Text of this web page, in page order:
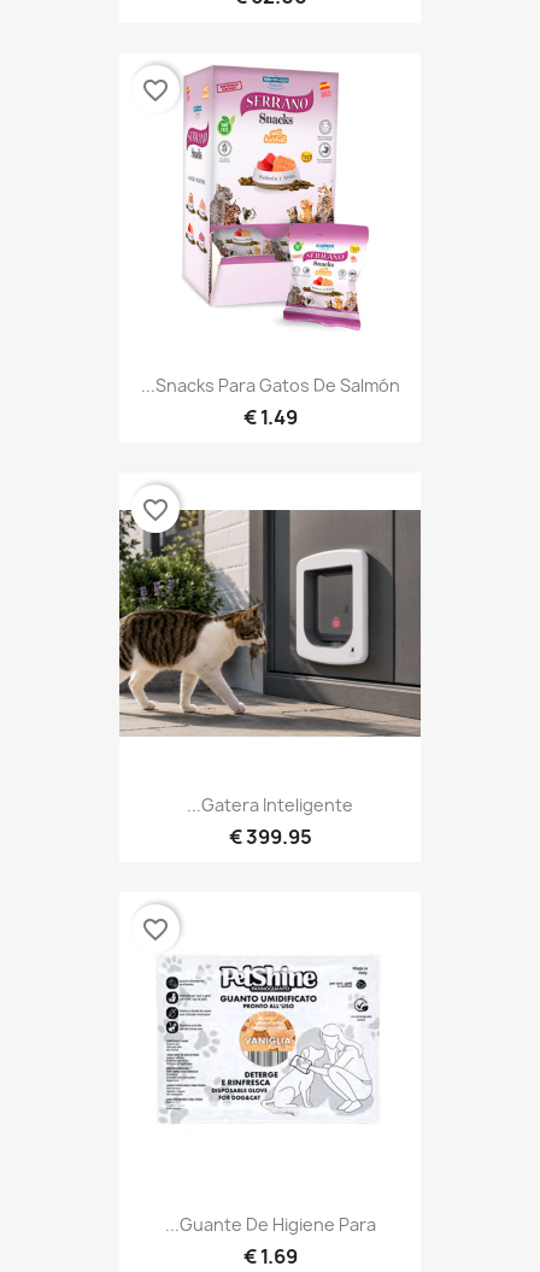
Snacks Para Gatos De Salmón...
1.49 €
favorite_border
Gatera Inteligente...
399.95 €
favorite_border
Guante De Higiene Para...
1.69 €
favorite_border